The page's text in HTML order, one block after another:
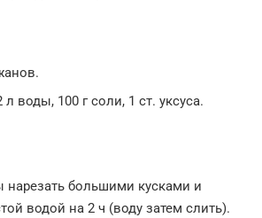
воды, 100 г соли, 1 ст. уксуса.
нарезать большими кусками и
водой на 2 ч (воду затем слить).